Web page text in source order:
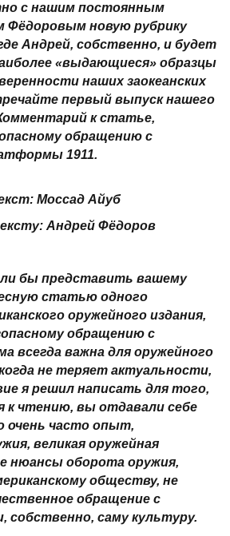
с нашим постоянным
Фёдоровым новую рубрику
Андрей, собственно, и будет
«выдающиеся» образцы
наших заокеанских
первый выпуск нашего
к статье,
обращению с
1911.
Моссад Айуб
Андрей Фёдоров
бы представить вашему
статью одного
оружейного издания,
обращению с
всегда важна для оружейного
не теряет актуальности,
я решил написать для того,
к чтению, вы отдавали себе
часто опыт,
великая оружейная
нюансы оборота оружия,
обществу, не
обращение с
собственно, саму культуру.